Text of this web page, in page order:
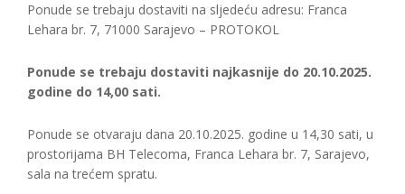
Ponude se trebaju dostaviti na sljedeću adresu: Franca
Lehara br. 7, 71000 Sarajevo – PROTOKOL
Ponude se trebaju dostaviti najkasnije do 20.10.2025.
godine do 14,00 sati.
Ponude se otvaraju dana 20.10.2025. godine u 14,30 sati, u
prostorijama BH Telecoma, Franca Lehara br. 7, Sarajevo,
sala na trećem spratu.